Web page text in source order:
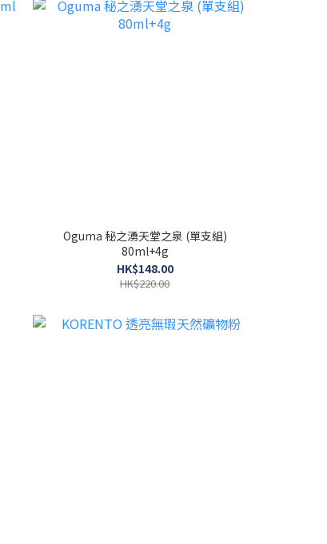
Oguma 秘之湧天堂之泉 (單支組)
80ml+4g
HK$148.00
HK$220.00